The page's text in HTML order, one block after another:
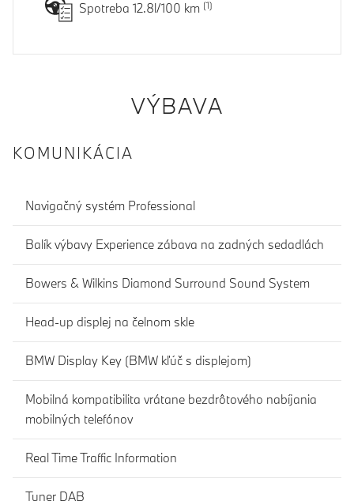
Spotreba 12.8l/100 km
VÝBAVA
KOMUNIKÁCIA
Navigačný systém Professional
Balík výbavy Experience zábava na zadných sedadlách
Bowers & Wilkins Diamond Surround Sound System
Head-up displej na čelnom skle
BMW Display Key (BMW kľúč s displejom)
Mobilná kompatibilita vrátane bezdrôtového nabíjania
mobilných telefónov
Real Time Traffic Information
Tuner DAB